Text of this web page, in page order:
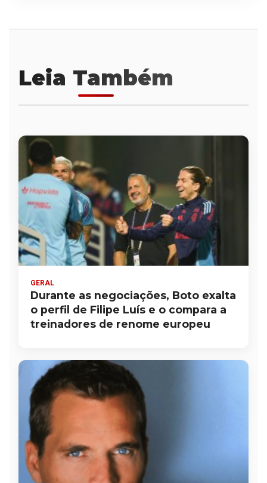
Leia Também
GERAL
Durante as negociações, Boto exalta
o perfil de Filipe Luís e o compara a
treinadores de renome europeu